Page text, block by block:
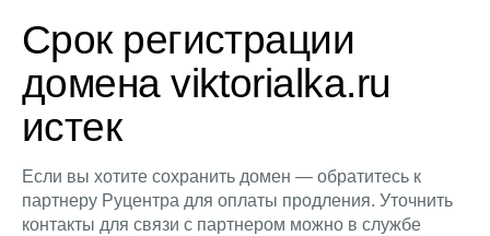
Срок регистрации
домена viktorialka.ru
истек
Если вы хотите сохранить домен — обратитесь к
партнеру Руцентра для оплаты продления. Уточнить
контакты для связи с партнером можно в службе